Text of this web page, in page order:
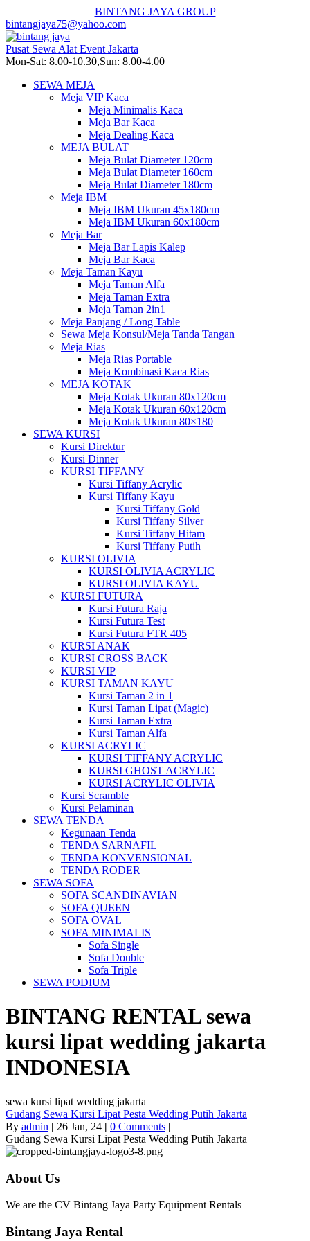
BINTANG JAYA GROUP
bintangjaya75@yahoo.com
Pusat Sewa Alat Event Jakarta
Mon-Sat: 8.00-10.30,Sun: 8.00-4.00
SEWA MEJA
Meja VIP Kaca
Meja Minimalis Kaca
Meja Bar Kaca
Meja Dealing Kaca
MEJA BULAT
Meja Bulat Diameter 120cm
Meja Bulat Diameter 160cm
Meja Bulat Diameter 180cm
Meja IBM
Meja IBM Ukuran 45x180cm
Meja IBM Ukuran 60x180cm
Meja Bar
Meja Bar Lapis Kalep
Meja Bar Kaca
Meja Taman Kayu
Meja Taman Alfa
Meja Taman Extra
Meja Taman 2in1
Meja Panjang / Long Table
Sewa Meja Konsul/Meja Tanda Tangan
Meja Rias
Meja Rias Portable
Meja Kombinasi Kaca Rias
MEJA KOTAK
Meja Kotak Ukuran 80x120cm
Meja Kotak Ukuran 60x120cm
Meja Kotak Ukuran 80×180
SEWA KURSI
Kursi Direktur
Kursi Dinner
KURSI TIFFANY
Kursi Tiffany Acrylic
Kursi Tiffany Kayu
Kursi Tiffany Gold
Kursi Tiffany Silver
Kursi Tiffany Hitam
Kursi Tiffany Putih
KURSI OLIVIA
KURSI OLIVIA ACRYLIC
KURSI OLIVIA KAYU
KURSI FUTURA
Kursi Futura Raja
Kursi Futura Test
Kursi Futura FTR 405
KURSI ANAK
KURSI CROSS BACK
KURSI VIP
KURSI TAMAN KAYU
Kursi Taman 2 in 1
Kursi Taman Lipat (Magic)
Kursi Taman Extra
Kursi Taman Alfa
KURSI ACRYLIC
KURSI TIFFANY ACRYLIC
KURSI GHOST ACRYLIC
KURSI ACRYLIC OLIVIA
Kursi Scramble
Kursi Pelaminan
SEWA TENDA
Kegunaan Tenda
TENDA SARNAFIL
TENDA KONVENSIONAL
TENDA RODER
SEWA SOFA
SOFA SCANDINAVIAN
SOFA QUEEN
SOFA OVAL
SOFA MINIMALIS
Sofa Single
Sofa Double
Sofa Triple
SEWA PODIUM
BINTANG RENTAL sewa
kursi lipat wedding jakarta
INDONESIA
sewa kursi lipat wedding jakarta
Gudang Sewa Kursi Lipat Pesta Wedding Putih Jakarta
By admin | 26 Jan, 24 | 0 Comments |
Gudang Sewa Kursi Lipat Pesta Wedding Putih Jakarta
About Us
We are the CV Bintang Jaya Party Equipment Rentals
Bintang Jaya Rental